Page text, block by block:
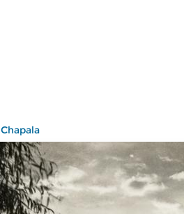
Chapala